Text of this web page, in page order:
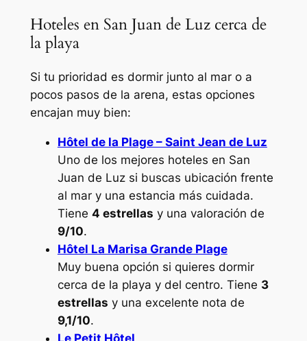
Hoteles en San Juan de Luz cerca de
la playa
Si tu prioridad es dormir junto al mar o a
pocos pasos de la arena, estas opciones
encajan muy bien:
Hôtel de la Plage – Saint Jean de Luz
Uno de los mejores hoteles en San
Juan de Luz si buscas ubicación frente
al mar y una estancia más cuidada.
Tiene 4 estrellas y una valoración de
9/10.
Hôtel La Marisa Grande Plage
Muy buena opción si quieres dormir
cerca de la playa y del centro. Tiene 3
estrellas y una excelente nota de
9,1/10.